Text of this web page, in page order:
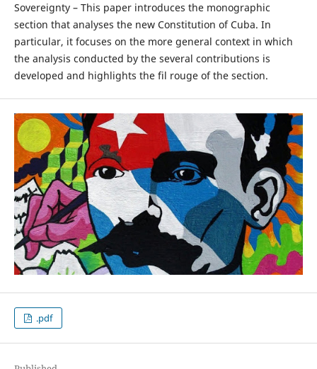
Sovereignty – This paper introduces the monographic
section that analyses the new Constitution of Cuba. In
particular, it focuses on the more general context in which
the analysis conducted by the several contributions is
developed and highlights the fil rouge of the section.
.pdf